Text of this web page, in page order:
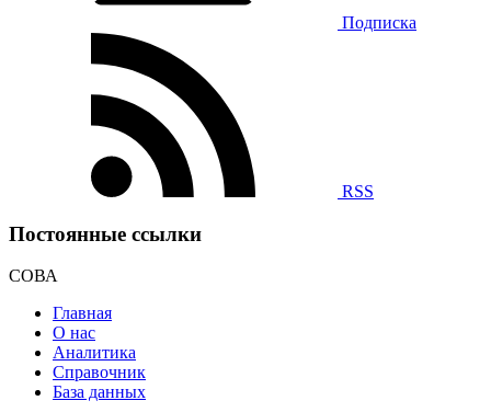
Подписка
RSS
Постоянные ссылки
СОВА
Главная
О нас
Аналитика
Справочник
База данных